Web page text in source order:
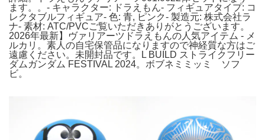
ます。。- キャラクター: ドラえもん- フィギュアタイプ: コ
レクタブルフィギュア- 色: 青, ピンク- 製造元: 株式会社ラ
ナ- 素材: ATC/PVCご覧いただきありがとうございます。
2026年最新】ヴァリアーツドラえもんの人気アイテム - メ
ルカリ。素人の自宅保管品になりますので神経質な方はご
遠慮ください。未開封品です。L BUILD ストライクフリー
ダムガンダム FESTIVAL 2024。ボブネミミッミ ソフ
ビ。